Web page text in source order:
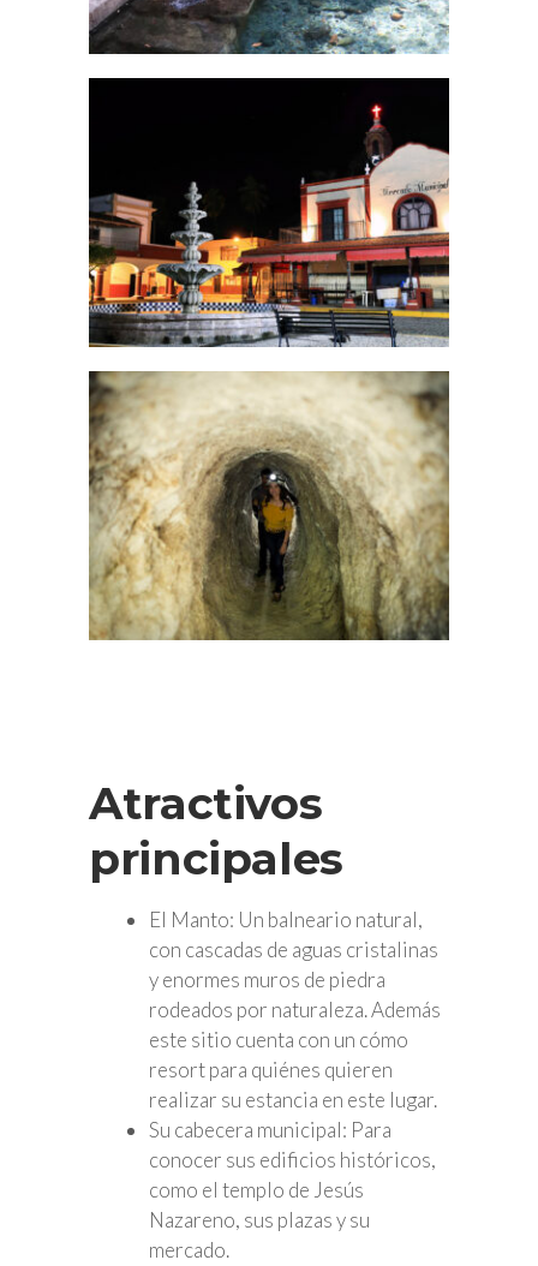
Atractivos
principales
El Manto: Un balneario natural,
con cascadas de aguas cristalinas
y enormes muros de piedra
rodeados por naturaleza. Además
este sitio cuenta con un cómo
resort para quiénes quieren
realizar su estancia en este lugar.
Su cabecera municipal: Para
conocer sus edificios históricos,
como el templo de Jesús
Nazareno, sus plazas y su
mercado.